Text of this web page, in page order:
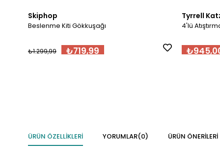
Skiphop
Beslenme Kiti Gökkuşağı
₺719,99
₺1.299,99
Tyrrell
4'lü
ÜRÜN ÖZELLIKLERI YORUMLAR(0) ÜRÜN ÖNERILERI